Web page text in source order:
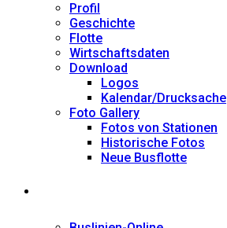
Profil
Geschichte
Flotte
Wirtschaftsdaten
Download
Logos
Kalendar/Drucksache
Foto Gallery
Fotos von Stationen
Historische Fotos
Neue Busflotte